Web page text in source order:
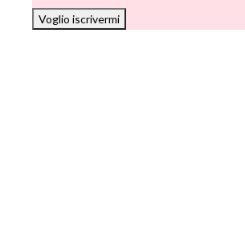
Voglio iscrivermi